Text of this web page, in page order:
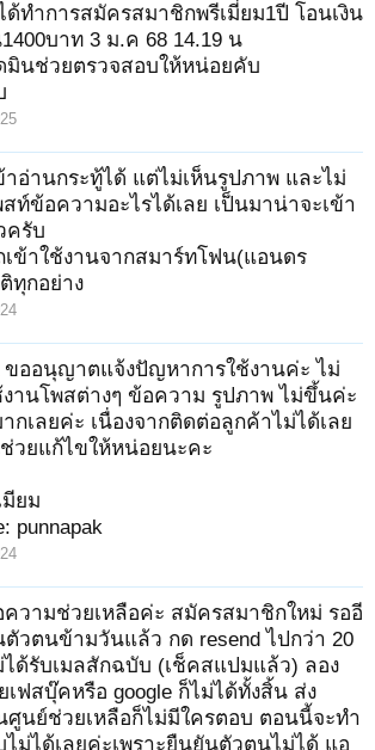
ทำการสมัครสมาชิกพรีเมี่ยม1ปี โอนเงิน
บาท 3 ม.ค 68 14.19 น
มินช่วยตรวจสอบให้หน่อยคับ
าอ่านกระทู้ได้ แต่ไม่เห็นรูปภาพ และไม่
ท์ข้อความอะไรได้เลย เป็นมาน่าจะเข้า
ครับ
ข้าใช้งานจากสมาร์ทโฟน(แอนดร
ทุกอย่าง
ขออนุญาตแจ้งปัญหาการใช้งานค่ะ ไม่
งานโพสต่างๆ ข้อความ รูปภาพ ไม่ขึ้นค่ะ
กเลยค่ะ เนื่องจากติดต่อลูกค้าไม่ได้เลย
วยแก้ไขให้หน่อยนะคะ
ยม
punnapak
ความช่วยเหลือค่ะ สมัครสมาชิกใหม่ รออี
วตนข้ามวันแล้ว กด resend ไปกว่า 20
ได้รับเมลสักฉบับ (เช็คสแปมแล้ว) ลอง
ฟสบุ๊คหรือ google ก็ไม่ได้ทั้งสิ้น ส่ง
ศูนย์ช่วยเหลือก็ไม่มีใครตอบ ตอนนี้จะทำ
ไม่ได้เลยค่ะเพราะยืนยันตัวตนไม่ได้ แอ